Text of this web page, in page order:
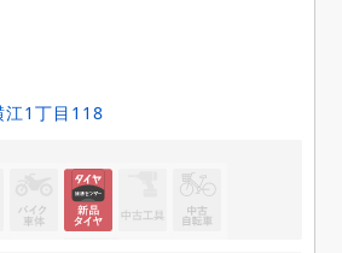
江1丁目118